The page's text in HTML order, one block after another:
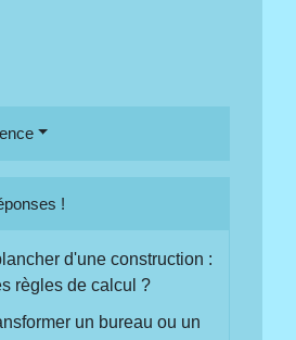
!
d'une construction :
règles de calcul ?
un bureau ou un